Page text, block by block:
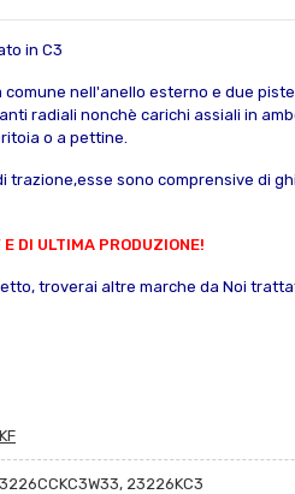
in C3
nell'anello esterno e due
radiali nonchè carichi assiali in
o a pettine.
sono comprensive di
DI ULTIMA PRODUZIONE!
troverai altre marche da Noi
23226KC3